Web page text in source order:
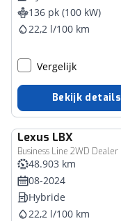
136 pk (100 kW)
22,2 l/100 km
Vergelijk
Bekijk details
Lexus LBX
48.903 km
08-2024
Hybride
22,2 l/100 km